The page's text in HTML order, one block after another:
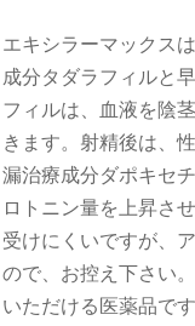
エキシラーマックス
成分タダラフィルと
フィルは、血液を陰
きます。射精後は、
漏治療成分ダポキセ
ロトニン量を上昇さ
受けにくいですが、
ので、お控え下さい
いただける医薬品です